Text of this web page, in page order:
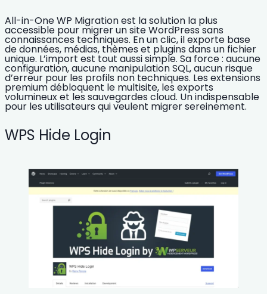
All-in-One WP Migration est la solution la plus
accessible pour migrer un site WordPresssans
connaissances techniques. En un clic, il exporte base
de données, médias, thèmes et plugins dans un fichier
unique. L’import est tout aussi simple. Sa force : aucune
configuration, aucune manipulation SQL, aucun risque
d’erreur pour les profils non techniques. Les extensions
premium débloquent le multisite, les exports
volumineux et les sauvegardes cloud. Un indispensable
pour les utilisateurs qui veulent migrer sereinement.
WPS Hide Login